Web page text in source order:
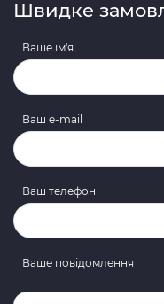
Швидке
Ваше ім'я
Ваш e-mail
Ваш телефон
Ваше повідомлення